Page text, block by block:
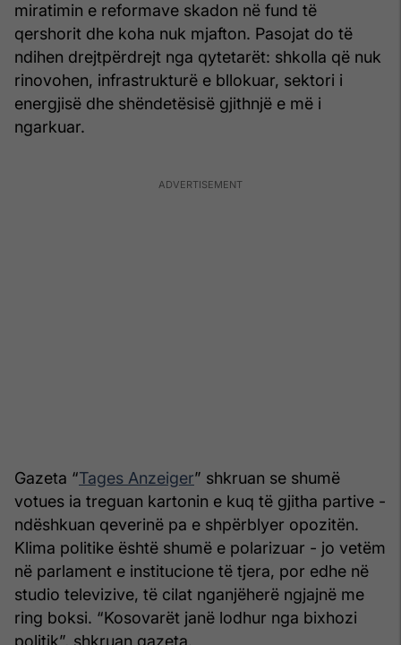
miratimin e reformave skadon në fund të
qershorit dhe koha nuk mjafton. Pasojat do të
ndihen drejtpërdrejt nga qytetarët: shkolla që nuk
rinovohen, infrastrukturë e bllokuar, sektori i
energjisë dhe shëndetësisë gjithnjë e më i
ngarkuar.
Gazeta “Tages Anzeiger” shkruan se shumë
votues ia treguan kartonin e kuq të gjitha partive -
ndëshkuan qeverinë pa e shpërblyer opozitën.
Klima politike është shumë e polarizuar - jo vetëm
në parlament e institucione të tjera, por edhe në
studio televizive, të cilat nganjëherë ngjajnë me
ring boksi. “Kosovarët janë lodhur nga bixhozi
politik”, shkruan gazeta.